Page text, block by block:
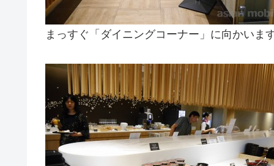
まっすぐ「ダイニングコーナー」に向かいま